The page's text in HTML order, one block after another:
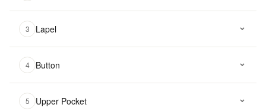
3 Lapel
4 Button
5 Upper Pocket